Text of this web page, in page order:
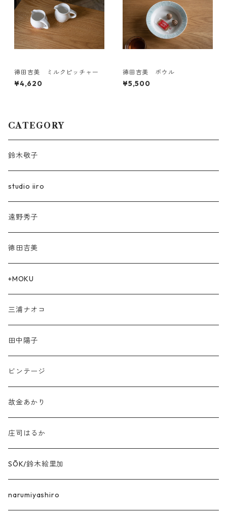
徳田吉美 ミルクピッチャー
¥4,620
徳田吉美 ボウル
¥5,500
CATEGORY
鈴木敬子
studio iiro
遠野秀子
徳田吉美
+MOKU
三浦ナオコ
田中陽子
ビンテージ
故金あかり
庄司はるか
SŌK/鈴木絵里加
narumiyashiro